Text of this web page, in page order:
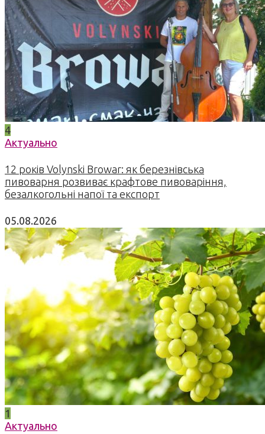
4
Актуально
12 років Volynski Browar: як березнівська
пивоварня розвиває крафтове пивоваріння,
безалкогольні напої та експорт
05.08.2026
1
Актуально